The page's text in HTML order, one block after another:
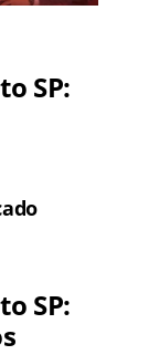
SP:
SP: